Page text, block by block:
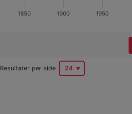
1850 1900 1950
Resultater per side 24